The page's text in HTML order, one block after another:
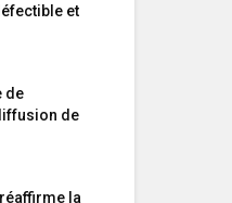
et
de
de
la